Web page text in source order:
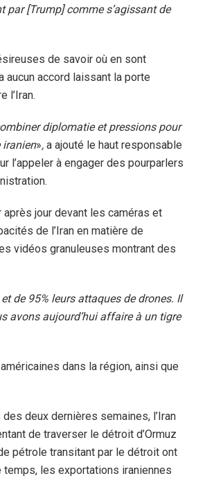
par [Trump] comme s’agissant de
de savoir où en sont
aucun accord laissant la porte
l’Iran.
diplomatie et pressions pour
iranien», a ajouté le haut responsable
l’appeler à engager des pourparlers
jour devant les caméras et
de l’Iran en matière de
vidéos granuleuses montrant des
de 95% leurs attaques de drones. Il
avons aujourd’hui affaire à un tigre
dans la région, ainsi que
deux dernières semaines, l’Iran
de traverser le détroit d’Ormuz
pétrole transitant par le détroit ont
temps, les exportations iraniennes